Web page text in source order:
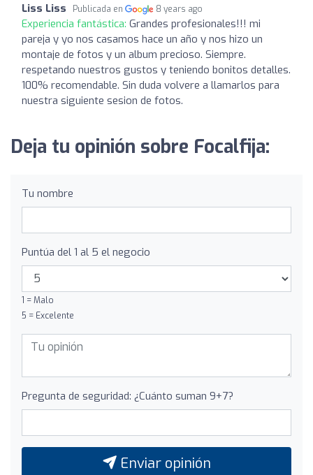
Liss Liss Publicada en 8 years ago
Experiencia fantástica: Grandes profesionales!!! mi
pareja y yo nos casamos hace un año y nos hizo un
montaje de fotos y un album precioso. Siempre.
respetando nuestros gustos y teniendo bonitos detalles.
100% recomendable. Sin duda volvere a llamarlos para
nuestra siguiente sesion de fotos.
Deja tu opinión sobre Focalfija:
Tu nombre
Puntúa del 1 al 5 el negocio
1 = Malo
5 = Excelente
Pregunta de seguridad: ¿Cuánto suman 9+7?
Enviar opinión